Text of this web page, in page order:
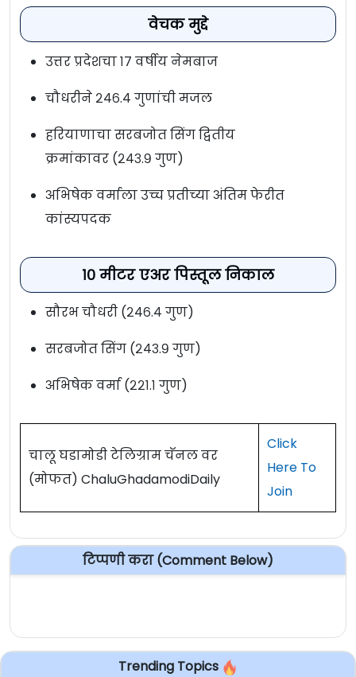
वेचक मुद्दे
उत्तर प्रदेशचा १७ वर्षीय नेमबाज
चौधरीने २४६.४ गुणांची मजल
हरियाणाचा सरबजोत सिंग द्वितीय
क्रमांकावर (२४३.९ गुण)
अभिषेक वर्माला उच्च प्रतीच्या अंतिम फेरीत
कांस्यपदक
१० मीटर एअर पिस्तूल निकाल
सौरभ चौधरी (२४६.४ गुण)
सरबजोत सिंग (२४३.९ गुण)
अभिषेक वर्मा (२२१.१ गुण)
चालू घडामोडी टेलिग्राम चॅनल वर
(मोफत) ChaluGhadamodiDaily
Click
Here To
Join
टिप्पणी करा (Comment Below)
Trending Topics